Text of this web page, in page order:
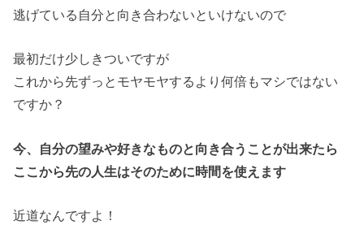
逃げている自分と向き合わないといけないので
最初だけ少しきついですが
これから先ずっとモヤモヤするより何倍もマシではない
ですか？
今、自分の望みや好きなものと向き合うことが出来たら
ここから先の人生はそのために時間を使えます
近道なんですよ！